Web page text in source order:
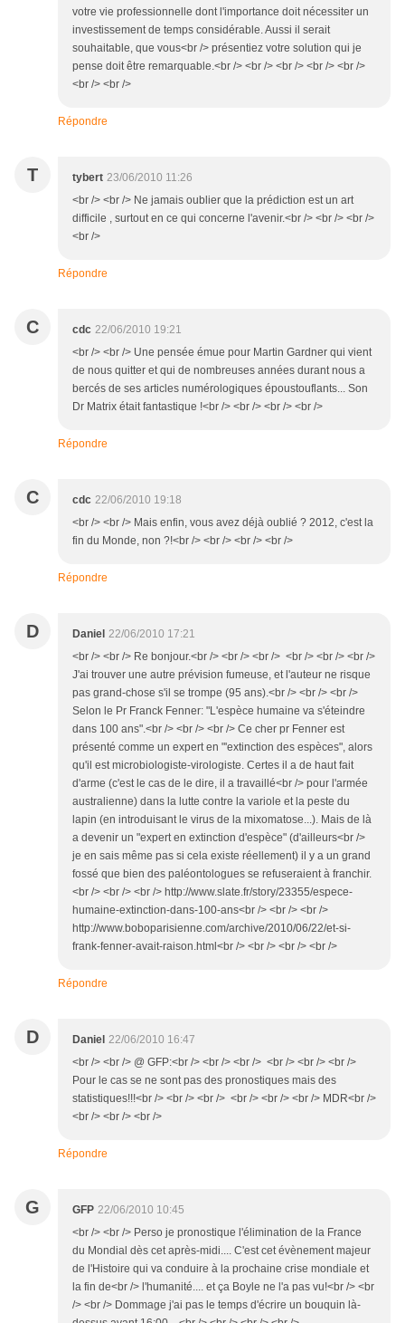
votre vie professionnelle dont l'importance doit nécessiter un
investissement de temps considérable. Aussi il serait
souhaitable, que vous<br /> présentiez votre solution qui je
pense doit être remarquable.<br /> <br /> <br /> <br /> <br />
<br /> <br />
Répondre
T tybert 23/06/2010 11:26
<br /> <br /> Ne jamais oublier que la prédiction est un art
difficile , surtout en ce qui concerne l'avenir.<br /> <br /> <br />
<br />
Répondre
C cdc 22/06/2010 19:21
<br /> <br /> Une pensée émue pour Martin Gardner qui vient
de nous quitter et qui de nombreuses années durant nous a
bercés de ses articles numérologiques époustouflants... Son
Dr Matrix était fantastique !<br /> <br /> <br /> <br />
Répondre
C cdc 22/06/2010 19:18
<br /> <br /> Mais enfin, vous avez déjà oublié ? 2012, c'est la
fin du Monde, non ?!<br /> <br /> <br /> <br />
Répondre
D Daniel 22/06/2010 17:21
<br /> <br /> Re bonjour.<br /> <br /> <br /> <br /> <br /> <br />
J'ai trouver une autre prévision fumeuse, et l'auteur ne risque
pas grand-chose s'il se trompe (95 ans).<br /> <br /> <br />
Selon le Pr Franck Fenner: "L'espèce humaine va s'éteindre
dans 100 ans".<br /> <br /> <br /> Ce cher pr Fenner est
présenté comme un expert en "'extinction des espèces", alors
qu'il est microbiologiste-virologiste. Certes il a de haut fait
d'arme (c'est le cas de le dire, il a travaillé<br /> pour l'armée
australienne) dans la lutte contre la variole et la peste du
lapin (en introduisant le virus de la mixomatose...). Mais de là
a devenir un "expert en extinction d'espèce" (d'ailleurs<br />
je en sais même pas si cela existe réellement) il y a un grand
fossé que bien des paléontologues se refuseraient à franchir.
<br /> <br /> <br /> http://www.slate.fr/story/23355/espece-
humaine-extinction-dans-100-ans<br /> <br /> <br />
http://www.boboparisienne.com/archive/2010/06/22/et-si-
frank-fenner-avait-raison.html<br /> <br /> <br /> <br />
Répondre
D Daniel 22/06/2010 16:47
<br /> <br /> @ GFP:<br /> <br /> <br /> <br /> <br /> <br />
Pour le cas se ne sont pas des pronostiques mais des
statistiques!!!<br /> <br /> <br /> <br /> <br /> <br /> MDR<br />
<br /> <br /> <br />
Répondre
G GFP 22/06/2010 10:45
<br /> <br /> Perso je pronostique l'élimination de la France
du Mondial dès cet après-midi.... C'est cet évènement majeur
de l'Histoire qui va conduire à la prochaine crise mondiale et
la fin de<br /> l'humanité.... et ça Boyle ne l'a pas vu!<br /> <br
/> <br /> Dommage j'ai pas le temps d'écrire un bouquin là-